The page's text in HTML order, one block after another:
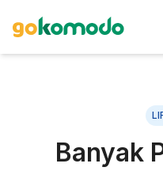
Banyak